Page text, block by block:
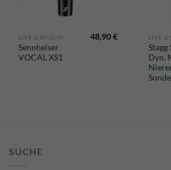
LIVE & STUDIO
Sennheiser
VOCAL XS1
48,90€ LIVE &
Stagg
Dyn.
SUCHE